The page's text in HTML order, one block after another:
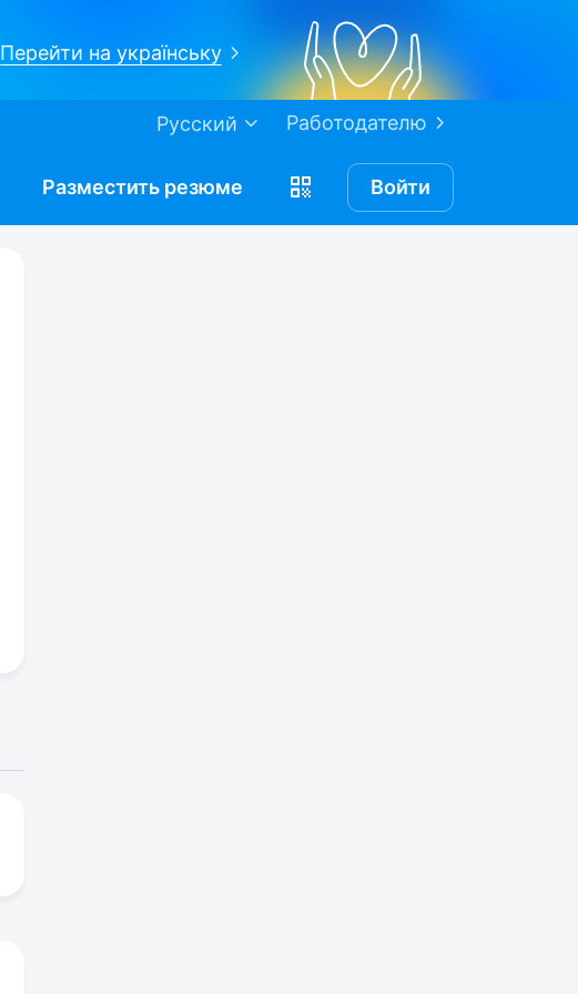
Перейти на українську
Работодателю
Русский
Разместить резюме Войти